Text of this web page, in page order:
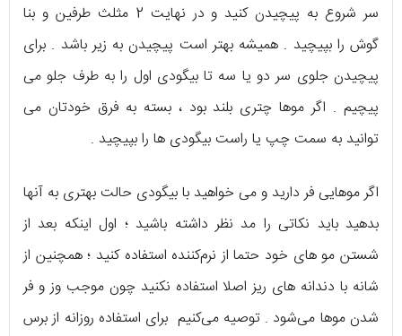
سر شروع به پیچیدن کنید و در نهایت 2 مثلث طرفین و بنا
گوش را بپیچید . همیشه بهتر است پیچیدن به زیر باشد . برای
پیچیدن جلوی سر دو یا سه تا بیگودی اول را به طرف جلو می‌
پیچیم . اگر موها چتری بلند بود ، بسته به فرق خودتان می‌
توانید به سمت چپ یا راست بیگودی‌ ها را بپیچید .
اگر موهایی فر دارید و می‌ خواهید با بیگودی حالت بهتری به آنها
بدهید باید نکاتی را مد نظر داشته‌ باشید ؛ اول اینکه بعد از
شستن مو های خود حتما از نرم‌کننده استفاده کنید ؛ همچنین از
شانه با دندانه‌ های ریز اصلا استفاده نکنید چون موجب وز و فر
شدن موها می‌شود . توصیه می‌کنیم برای استفاده روزانه از برس